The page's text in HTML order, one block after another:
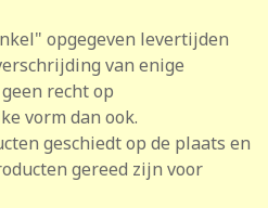
opgegeven levertijden
van enige
recht op
vorm dan ook.
geschiedt op de plaats en
gereed zijn voor